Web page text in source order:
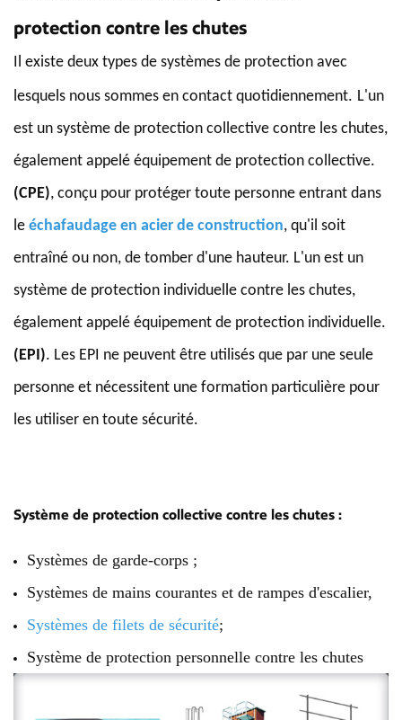
protection contre les chutes
Il existe deux types de systèmes de protection avec
lesquels nous sommes en contact quotidiennement. L'un
est un système de protection collective contre les chutes,
également appelé équipement de protection collective.
(CPE), conçu pour protéger toute personne entrant dans
le échafaudage en acier de construction, qu'il soit
entraîné ou non, de tomber d'une hauteur. L'un est un
système de protection individuelle contre les chutes,
également appelé équipement de protection individuelle.
(EPI). Les EPI ne peuvent être utilisés que par une seule
personne et nécessitent une formation particulière pour
les utiliser en toute sécurité.
Système de protection collective contre les chutes :
Systèmes de garde-corps ;
Systèmes de mains courantes et de rampes d'escalier,
Systèmes de filets de sécurité;
Système de protection personnelle contre les chutes